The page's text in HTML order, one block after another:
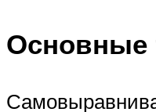
Основные